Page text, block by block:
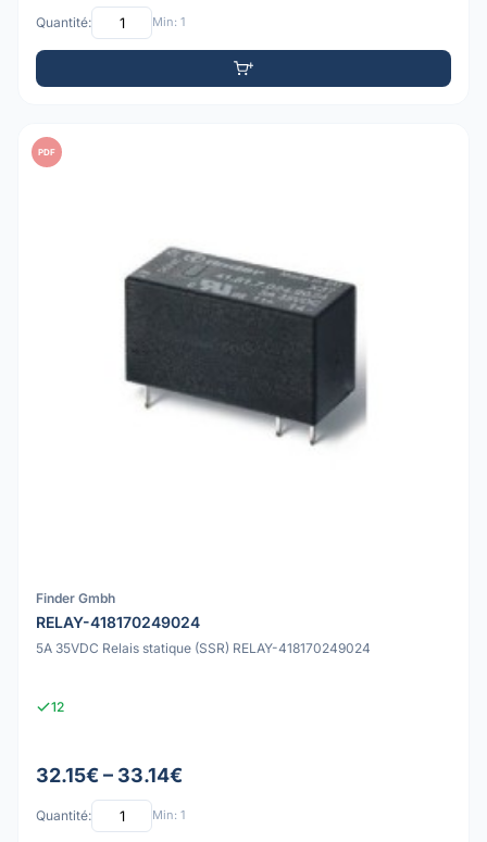
Quantité: Min: 1
PDF
Finder Gmbh
RELAY-418170249024
5A 35VDC Relais statique (SSR) RELAY-418170249024
12
32.15€ – 33.14€
Quantité: Min: 1